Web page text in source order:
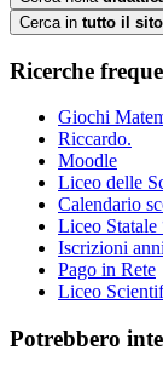
Cerca in tutto il sito
Ricerche
Giochi
Riccardo.
Moodle
Liceo delle
Calendario
Liceo
Iscrizioni
Pago in Rete
Liceo
Potrebbero